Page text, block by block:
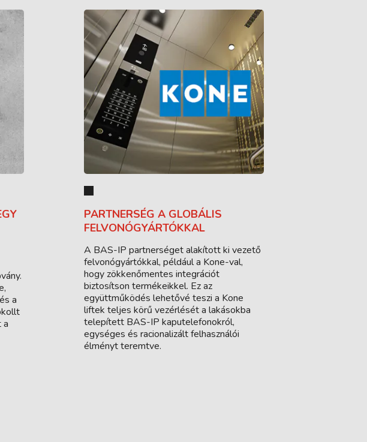
a
a
PARTNERSÉG A GLOBÁLIS
FELVONÓGYÁRTÓKKAL
A BAS-IP partnerséget alakított ki vezető
felvonógyártókkal, például a Kone-val,
hogy zökkenőmentes integrációt
biztosítson termékeikkel. Ez az
együttműködés lehetővé teszi a Kone
liftek teljes körű vezérlését a lakásokba
telepített BAS-IP kaputelefonokról,
egységes és racionalizált felhasználói
élményt teremtve.